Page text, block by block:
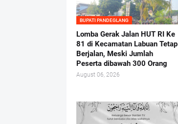
BUPATI PANDEGLANG
Lomba Gerak Jalan HUT RI Ke
81 di Kecamatan Labuan Tetap
Berjalan, Meski Jumlah
Peserta dibawah 300 Orang
August 06, 2026